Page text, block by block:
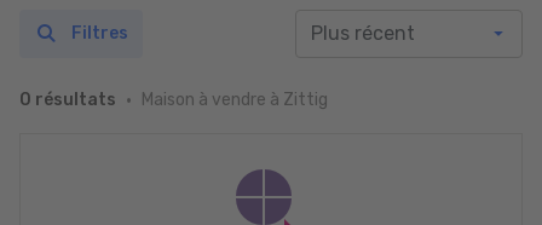
0 résultats Maison à vendre à Zittig
Filtres